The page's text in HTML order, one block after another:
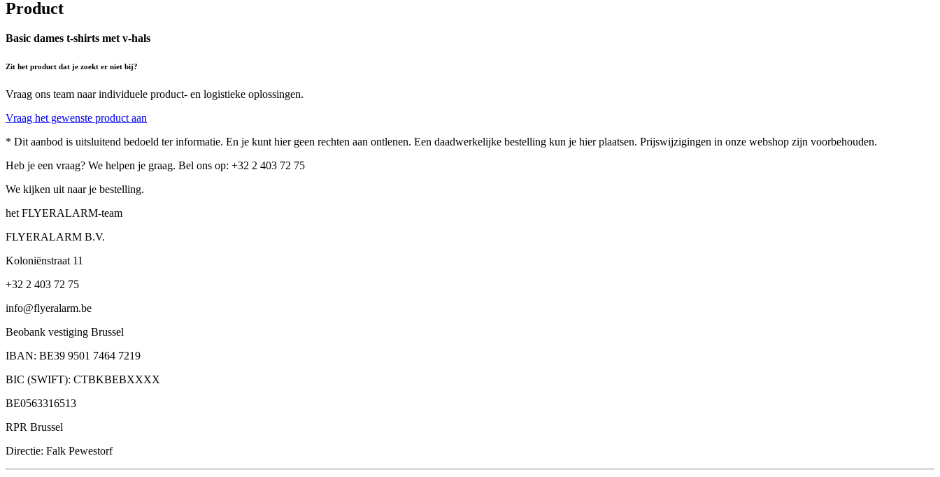
Product
Basic dames t-shirts met v-hals
Zit het product dat je zoekt er niet bij?
Vraag ons team naar individuele product- en logistieke oplossingen.
Vraag het gewenste product aan
* Dit aanbod is uitsluitend bedoeld ter informatie. En je kunt hier geen rechten aan ontlenen. Een daadwerkelijke bestelling kun je hier plaatsen. Prijswijzigingen in onze webshop zijn voorbehouden.
Heb je een vraag? We helpen je graag. Bel ons op: +32 2 403 72 75
We kijken uit naar je bestelling.
het FLYERALARM-team
FLYERALARM B.V.
Koloniënstraat 11
+32 2 403 72 75
info@flyeralarm.be
Beobank vestiging Brussel
IBAN: BE39 9501 7464 7219
BIC (SWIFT): CTBKBEBXXXX
BE0563316513
RPR Brussel
Directie: Falk Pewestorf